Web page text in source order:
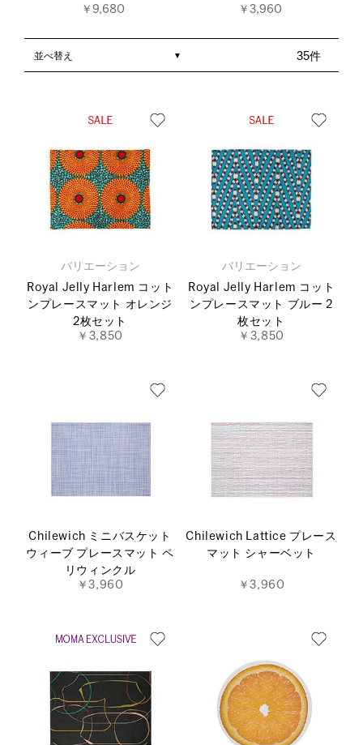
￥9,680
￥3,960
35件
並べ替え
バリエーション
Royal Jelly Harlem コット
ンプレースマット オレンジ
2枚セット
￥3,850
バリエーション
Royal Jelly Harlem コット
ンプレースマット ブルー 2
枚セット
￥3,850
Chilewich ミニバスケット
ウィーブ プレースマット ペ
リウィンクル
￥3,960
Chilewich Lattice プレース
マット シャーベット
￥3,960